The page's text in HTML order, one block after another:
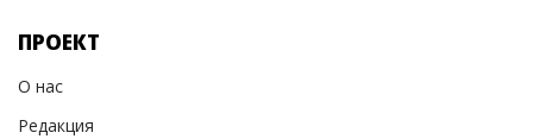
ПРОЕКТ
О нас
Редакция